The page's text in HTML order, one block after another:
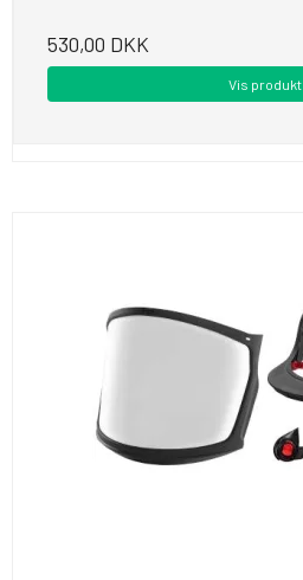
530,00 DKK
Vis produkt